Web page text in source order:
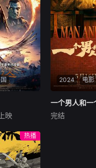
与奈蒂莉一
作的情感
一个家族
映
2024 电影
一个男人
黄渤
一个男人和一
完结
热播